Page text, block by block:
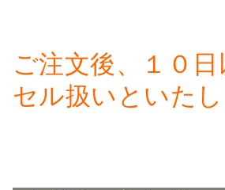
ご注文後、１０
セル扱いといた